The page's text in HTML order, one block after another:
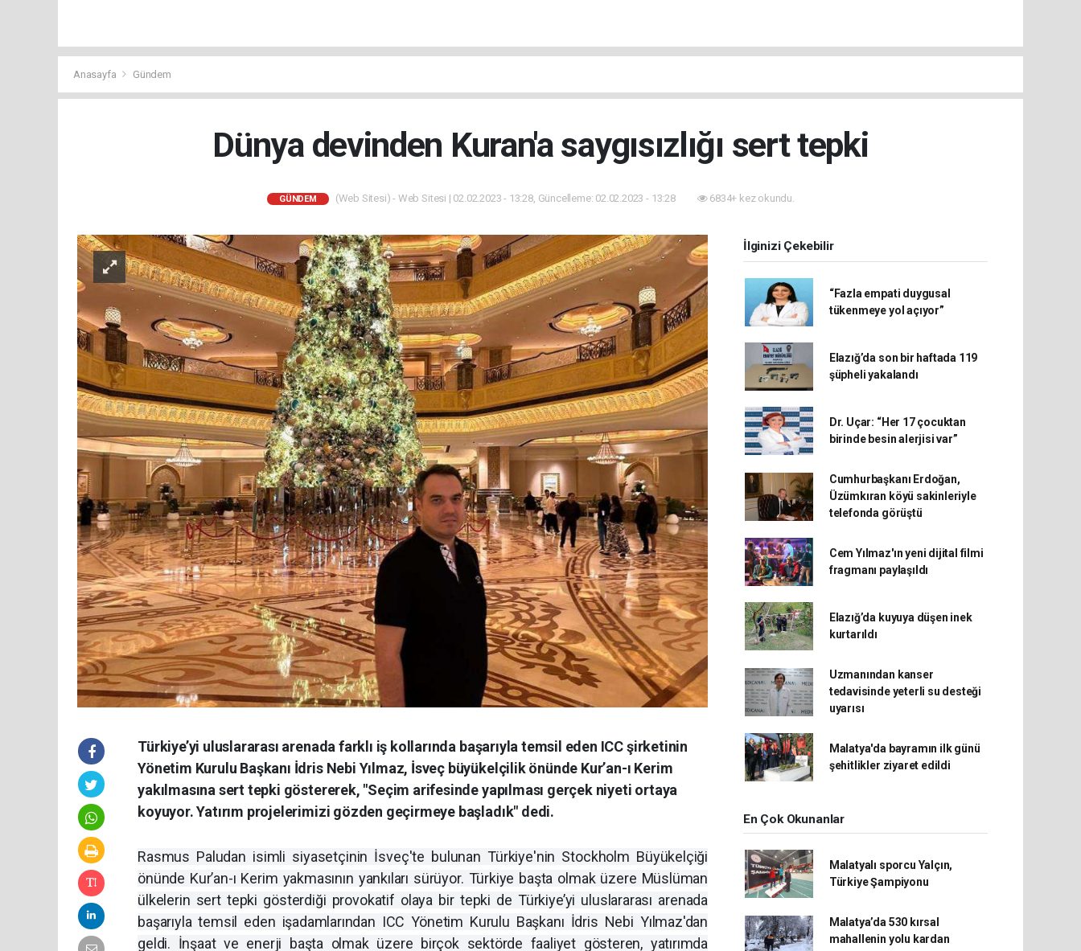
Anasayfa Gündem
Dünya devinden Kuran'a saygısızlığı sert tepki
GÜNDEM (Web Sitesi) - Web Sitesi | 02.02.2023 - 13:28, Güncelleme: 02.02.2023 - 13:28 6834+ kez okundu.
Türkiye’yi uluslararası arenada farklı iş kollarında başarıyla temsil eden ICC şirketinin
Yönetim Kurulu Başkanı İdris Nebi Yılmaz, İsveç büyükelçilik önünde Kur’an-ı Kerim
yakılmasına sert tepki göstererek, "Seçim arifesinde yapılması gerçek niyeti ortaya
koyuyor. Yatırım projelerimizi gözden geçirmeye başladık" dedi.
Rasmus Paludan isimli siyasetçinin İsveç'te bulunan Türkiye'nin Stockholm Büyükelçiği
önünde Kur’an-ı Kerim yakmasının yankıları sürüyor. Türkiye başta olmak üzere Müslüman
ülkelerin sert tepki gösterdiği provokatif olaya bir tepki de Türkiye’yi uluslararası arenada
başarıyla temsil eden işadamlarından ICC Yönetim Kurulu Başkanı İdris Nebi Yılmaz'dan
geldi. İnşaat ve enerji başta olmak üzere birçok sektörde faaliyet gösteren, yatırımda
İlginizi Çekebilir
“Fazla empati duygusal
tükenmeye yol açıyor”
Elazığ’da son bir haftada 119
şüpheli yakalandı
Dr. Uçar: “Her 17 çocuktan
birinde besin alerjisi var”
Cumhurbaşkanı Erdoğan,
Üzümkıran köyü sakinleriyle
telefonda görüştü
Cem Yılmaz'ın yeni dijital filmi
fragmanı paylaşıldı
Elazığ’da kuyuya düşen inek
kurtarıldı
Uzmanından kanser
tedavisinde yeterli su desteği
uyarısı
Malatya'da bayramın ilk günü
şehitlikler ziyaret edildi
En Çok Okunanlar
Malatyalı sporcu Yalçın,
Türkiye Şampiyonu
Malatya’da 530 kırsal
mahallenin yolu kardan